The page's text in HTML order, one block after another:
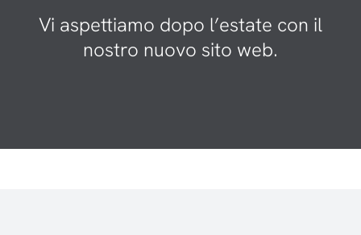
Vi aspettiamo dopo l’estate con il
nostro nuovo sito web.